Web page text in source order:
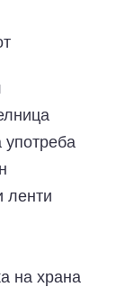
употреба
ленти
на храна